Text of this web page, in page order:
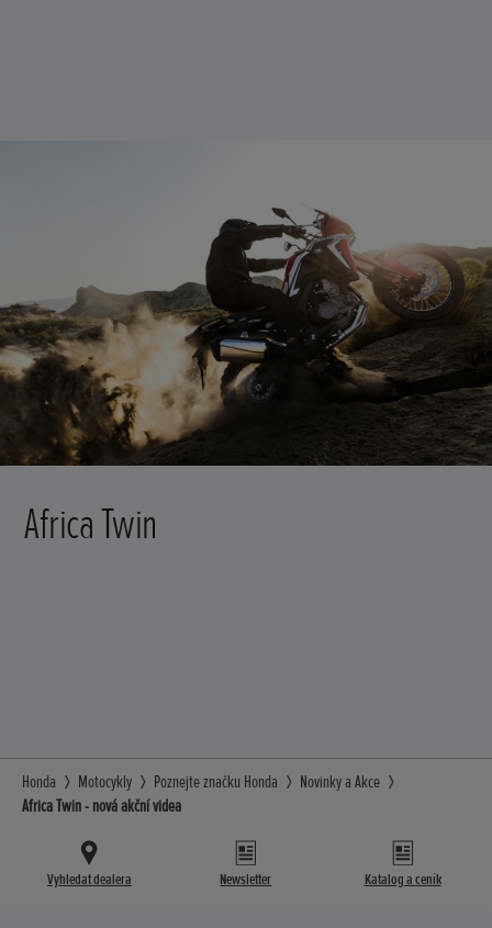
Africa Twin
Honda Motocykly Poznejte značku Honda
Novinky a Akce
Africa Twin - nová akční videa
Vyhledat dealera Newsletter Katalog a ceník